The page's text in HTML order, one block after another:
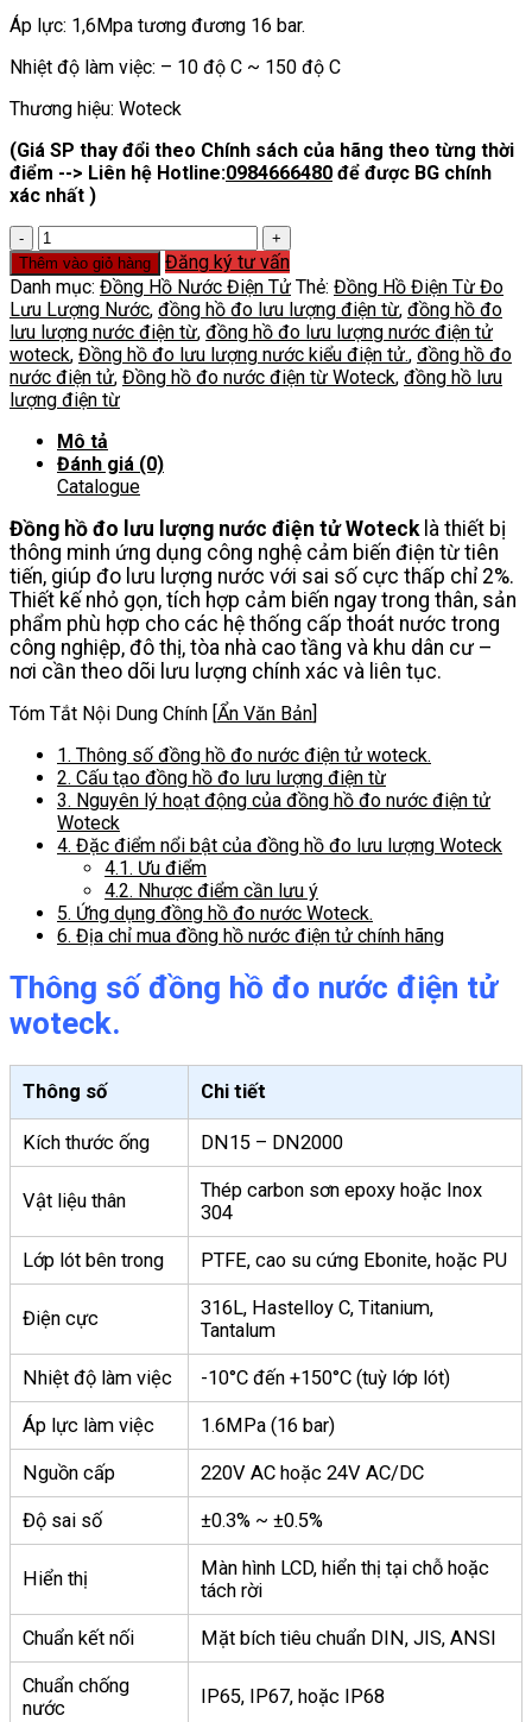
Áp lực: 1,6Mpa tương đương 16 bar.
Nhiệt độ làm việc: – 10 độ C ~ 150 độ C
Thương hiệu: Woteck
(Giá SP thay đổi theo Chính sách của hãng theo từng thời
điểm --> Liên hệ Hotline:0984666480 để được BG chính
xác nhất )
Đồng
Hồ
Đo
Nước
Điện
Tử
Woteck
số
lượng
Thêm vào giỏ hàng
Đăng ký tư vấn
Danh mục: Đồng Hồ Nước Điện Tử Thẻ: Đồng Hồ Điện Từ Đo
Lưu Lượng Nước, đồng hồ đo lưu lượng điện từ, đồng hồ đo
lưu lượng nước điện từ, đồng hồ đo lưu lượng nước điện tử
woteck, Đồng hồ đo lưu lượng nước kiểu điện tử., đồng hồ đo
nước điện tử, Đồng hồ đo nước điện từ Woteck, đồng hồ lưu
lượng điện từ
Mô tả
Đánh giá (0)
Catalogue
Đồng hồ đo lưu lượng nước điện tử Woteck là thiết bị
thông minh ứng dụng công nghệ cảm biến điện từ tiên
tiến, giúp đo lưu lượng nước với sai số cực thấp chỉ 2%.
Thiết kế nhỏ gọn, tích hợp cảm biến ngay trong thân, sản
phẩm phù hợp cho các hệ thống cấp thoát nước trong
công nghiệp, đô thị, tòa nhà cao tầng và khu dân cư –
nơi cần theo dõi lưu lượng chính xác và liên tục.
Tóm Tắt Nội Dung Chính [Ẩn Văn Bản]
1. Thông số đồng hồ đo nước điện tử woteck.
2. Cấu tạo đồng hồ đo lưu lượng điện từ
3. Nguyên lý hoạt động của đồng hồ đo nước điện tử
Woteck
4. Đặc điểm nổi bật của đồng hồ đo lưu lượng Woteck
4.1. Ưu điểm
4.2. Nhược điểm cần lưu ý
5. Ứng dụng đồng hồ đo nước Woteck.
6. Địa chỉ mua đồng hồ nước điện tử chính hãng
Thông số đồng hồ đo nước điện tử
woteck.
Thông số Chi tiết
Kích thước ống DN15 – DN2000
Vật liệu thân
Thép carbon sơn epoxy hoặc Inox
304
Lớp lót bên trong PTFE, cao su cứng Ebonite, hoặc PU
Điện cực
316L, Hastelloy C, Titanium,
Tantalum
Nhiệt độ làm việc -10°C đến +150°C (tuỳ lớp lót)
Áp lực làm việc 1.6MPa (16 bar)
Nguồn cấp 220V AC hoặc 24V AC/DC
Độ sai số ±0.3% ~ ±0.5%
Hiển thị
Màn hình LCD, hiển thị tại chỗ hoặc
tách rời
Chuẩn kết nối Mặt bích tiêu chuẩn DIN, JIS, ANSI
Chuẩn chống
nước
IP65, IP67, hoặc IP68